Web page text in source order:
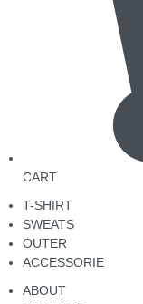
CART
T-SHIRT
SWEATS
OUTER
ACCESSORIE
ABOUT